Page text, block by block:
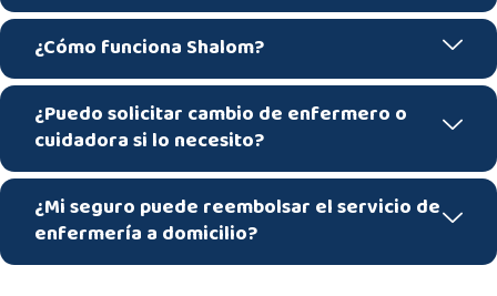
¿Cómo funciona Shalom?
¿Puedo solicitar cambio de enfermero o
cuidadora si lo necesito?
¿Mi seguro puede reembolsar el servicio de
enfermería a domicilio?